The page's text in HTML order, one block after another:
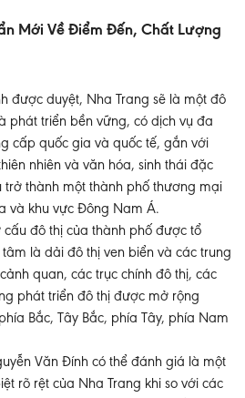
Mới Về Điểm Đến, Chất Lượng
được duyệt, Nha Trang sẽ là một đô
phát triển bền vững, có dịch vụ đa
cấp quốc gia và quốc tế, gắn với
nhiên và văn hóa, sinh thái đặc
thành một thành phố thương mại
và khu vực Đông Nam Á.
cấu đô thị của thành phố được tổ
là dải đô thị ven biển và các trung
quan, các trục chính đô thị, các
phát triển đô thị được mở rộng
Bắc, Tây Bắc, phía Tây, phía Nam
Văn Đính có thể đánh giá là một
rõ rệt của Nha Trang khi so với các